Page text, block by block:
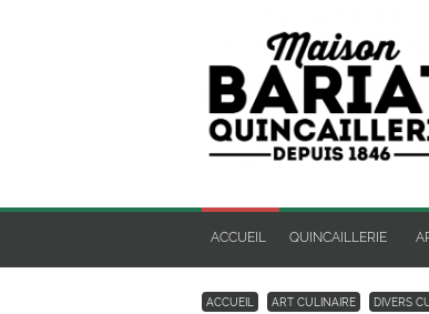
ACCUEIL QUINCAILLERIE
ACCUEIL ART CULINAIRE DIVERS